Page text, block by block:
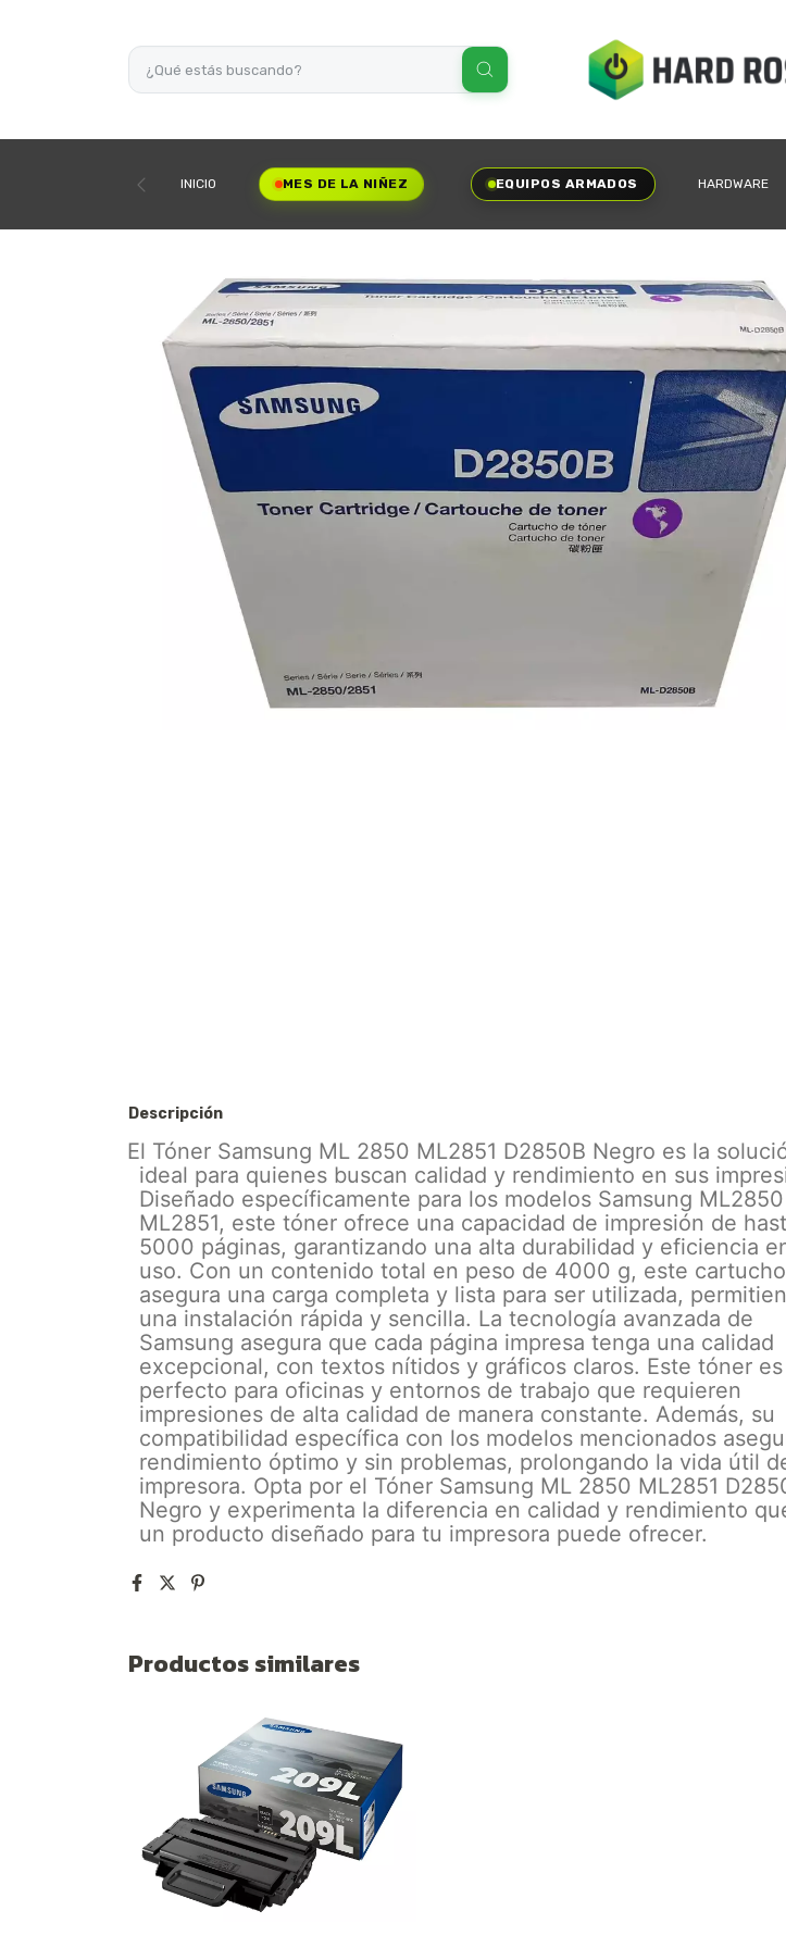
INICIO MES DE LA NIÑEZ EQUIPOS ARMADOS HARDWARE
Descripción
El Tóner Samsung ML 2850 ML2851 D2850B Negro es la
ideal para quienes buscan calidad y rendimiento en sus
Diseñado específicamente para los modelos Samsung
ML2851, este tóner ofrece una capacidad de impresión de
5000 páginas, garantizando una alta durabilidad y eficiencia
uso. Con un contenido total en peso de 4000 g, este cartucho
asegura una carga completa y lista para ser utilizada,
una instalación rápida y sencilla. La tecnología avanzada de
Samsung asegura que cada página impresa tenga una calidad
excepcional, con textos nítidos y gráficos claros. Este tóner es
perfecto para oficinas y entornos de trabajo que requieren
impresiones de alta calidad de manera constante. Además, su
compatibilidad específica con los modelos mencionados
rendimiento óptimo y sin problemas, prolongando la vida útil
impresora. Opta por el Tóner Samsung ML 2850 ML2851
Negro y experimenta la diferencia en calidad y rendimiento
un producto diseñado para tu impresora puede ofrecer.
Productos similares